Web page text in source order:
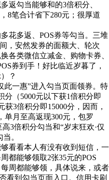
返勾当能够和的3倍积分、
8笔合计省下280元；很厚道
多返、POS券等勾当。三堆
，安然发券的面额大、轮次
各类微信立减金、购物卡券、
券到手！好比临近岁暮了，
？
一惠”进入勾当页面领券。特
分（5000元以下获1倍积分即
获3倍积分即15000分，因而，
单月至高返现300元，包罗
3倍积分勾当和“岁末狂欢·仅
。
看本人有没有收到短信，一
都能够领取2张35元的POS
周都能够领，具体说来，或者
看到勾当页面入口。信用卡刷